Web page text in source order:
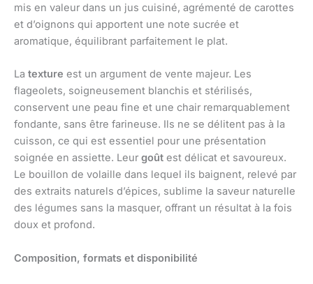
mis en valeur dans un jus cuisiné, agrémenté de carottes
et d’oignons qui apportent une note sucrée et
aromatique, équilibrant parfaitement le plat.
La texture est un argument de vente majeur. Les
flageolets, soigneusement blanchis et stérilisés,
conservent une peau fine et une chair remarquablement
fondante, sans être farineuse. Ils ne se délitent pas à la
cuisson, ce qui est essentiel pour une présentation
soignée en assiette. Leur goût est délicat et savoureux.
Le bouillon de volaille dans lequel ils baignent, relevé par
des extraits naturels d’épices, sublime la saveur naturelle
des légumes sans la masquer, offrant un résultat à la fois
doux et profond.
Composition, formats et disponibilité